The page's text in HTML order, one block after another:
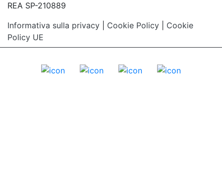
REA SP-210889
Informativa sulla privacy
Cookie Policy
Cookie
Policy UE